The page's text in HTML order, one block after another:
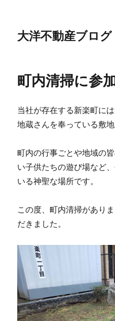
大洋不動産ブログ
町内清掃に参
当社が存在する新楽町に
地蔵さんを奉っている敷地
町内の行事ごとや地域の
い子供たちの遊び場など
いる神聖な場所です。
この度、町内清掃があり
だきました。